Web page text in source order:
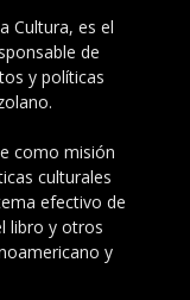
Cultura, es el
de
y políticas
como misión
culturales
efectivo de
libro y otros
y